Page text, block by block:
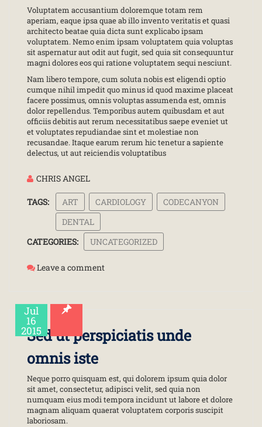
Voluptatem accusantium doloremque totam rem
aperiam, eaque ipsa quae ab illo invento veritatis et quasi
architecto beatae quia dicta sunt explicabo ipsam
voluptatem. Nemo enim ipsam voluptatem quia voluptas
sit aspernatur aut odit aut fugit, sed quia sit consequuntur
magni dolores eos qui ratione voluptatem sequi nesciunt.
Nam libero tempore, cum soluta nobis est eligendi optio
cumque nihil impedit quo minus id quod maxime placeat
facere possimus, omnis voluptas assumenda est, omnis
dolor repellendus. Temporibus autem quibusdam et aut
officiis debitis aut rerum necessitatibus saepe eveniet ut
et voluptates repudiandae sint et molestiae non
recusandae. Itaque earum rerum hic tenetur a sapiente
delectus, ut aut reiciendis voluptatibus
CHRIS ANGEL
TAGS: ART CARDIOLOGY
CODECANYON
DENTAL
CATEGORIES:
UNCATEGORIZED
Leave a comment
Jul
16
2015
Sed ut perspiciatis unde
omnis iste
Neque porro quisquam est, qui dolorem ipsum quia dolor
sit amet, consectetur, adipisci velit, sed quia non
numquam eius modi tempora incidunt ut labore et dolore
magnam aliquam quaerat voluptatem corporis suscipit
laboriosam.